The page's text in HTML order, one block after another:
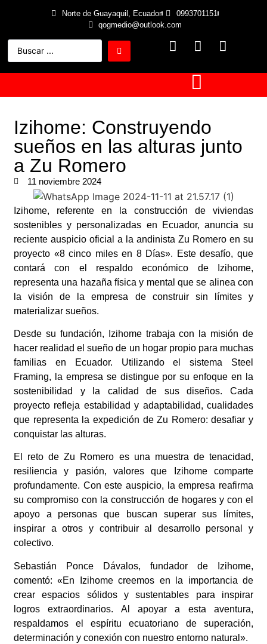
Norte de Guayaquil, Ecuador
0993701151
qogmedio@outlook.com
Izihome: Construyendo
sueños en las alturas junto
a Zu Romero
11 noviembre 2024
Izihome, referente en la construcción de viviendas
sostenibles y personalizadas en Ecuador, anuncia su
reciente auspicio oficial a la andinista Zu Romero en su
proyecto «8 cinco miles en 8 Días». Este desafío, que
contará con el respaldo económico de Izihome,
representa una hazaña física y mental que se alinea con
la visión de la empresa de construir sin límites y
materializar sueños.
Desde su fundación, Izihome trabaja con la misión de
hacer realidad el sueño de un hogar propio para muchas
familias en Ecuador. Utilizando el sistema Steel
Framing, la empresa se distingue por su enfoque en la
sostenibilidad y la calidad de sus diseños. Cada
proyecto refleja estabilidad y adaptabilidad, cualidades
que representa la expedición de Zu Romero: desafiar y
conquistar las alturas.
El reto de Zu Romero es una muestra de tenacidad,
resiliencia y pasión, valores que Izihome comparte
profundamente. Con este auspicio, la empresa reafirma
su compromiso con la construcción de hogares y con el
apoyo a personas que buscan superar sus límites,
inspirar a otros y contribuir al desarrollo personal y
colectivo.
Sebastián Ponce Dávalos, fundador de Izihome,
comentó: «En Izihome creemos en la importancia de
crear espacios sólidos y sustentables para inspirar
logros extraordinarios. Al apoyar a esta aventura,
respaldamos el espíritu ecuatoriano de superación,
determinación y conexión con nuestro entorno natural».